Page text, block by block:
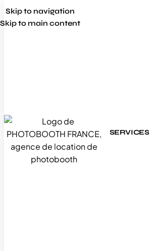
Skip to navigation
Skip to main content
SERVICES